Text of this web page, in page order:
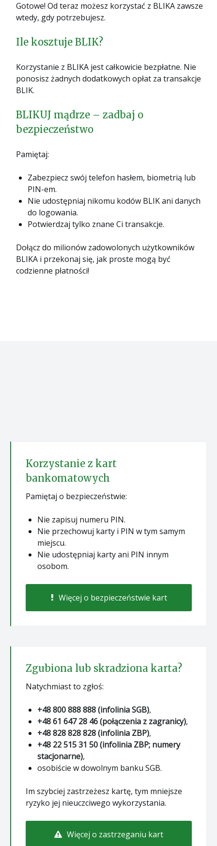
Gotowe! Od teraz możesz korzystać z BLIKA zawsze
wtedy, gdy potrzebujesz.
Ile kosztuje BLIK?
Korzystanie z BLIKA jest całkowicie bezpłatne. Nie
ponosisz żadnych dodatkowych opłat za transakcje
BLIK.
BLIKUJ mądrze – zadbaj o
bezpieczeństwo
Pamiętaj:
Zabezpiecz swój telefon hasłem, biometrią lub
PIN-em.
Nie udostępniaj nikomu kodów BLIK ani danych
do logowania.
Potwierdzaj tylko znane Ci transakcje.
Dołącz do milionów zadowolonych użytkowników
BLIKA i przekonaj się, jak proste mogą być
codzienne płatności!
Korzystanie z kart
bankomatowych
Pamiętaj o bezpieczeństwie:
Nie zapisuj numeru PIN.
Nie przechowuj karty i PIN w tym samym
miejscu.
Nie udostępniaj karty ani PIN innym
osobom.
Więcej o bezpieczeństwie kart
Zgubiona lub skradziona karta?
Natychmiast to zgłoś:
+48 800 888 888 (infolinia SGB),
+48 61 647 28 46 (połączenia z zagranicy),
+48 828 828 828 (infolinia ZBP),
+48 22 515 31 50 (infolinia ZBP; numery
stacjonarne),
osobiście w dowolnym banku SGB.
Im szybciej zastrzeżesz kartę, tym mniejsze
ryzyko jej nieuczciwego wykorzystania.
Więcej o zastrzeganiu kart